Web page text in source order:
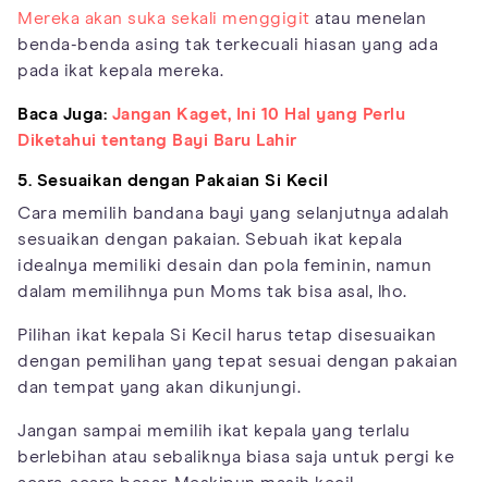
Mereka akan suka sekali menggigit atau menelan
benda-benda asing tak terkecuali hiasan yang ada
pada ikat kepala mereka.
Baca Juga: Jangan Kaget, Ini 10 Hal yang Perlu
Diketahui tentang Bayi Baru Lahir
5. Sesuaikan dengan Pakaian Si Kecil
Cara memilih bandana bayi yang selanjutnya adalah
sesuaikan dengan pakaian. Sebuah ikat kepala
idealnya memiliki desain dan pola feminin, namun
dalam memilihnya pun Moms tak bisa asal, lho.
Pilihan ikat kepala Si Kecil harus tetap disesuaikan
dengan pemilihan yang tepat sesuai dengan pakaian
dan tempat yang akan dikunjungi.
Jangan sampai memilih ikat kepala yang terlalu
berlebihan atau sebaliknya biasa saja untuk pergi ke